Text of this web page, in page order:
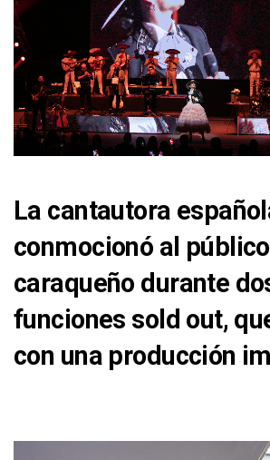
La cantautora
conmocionó al público
caraqueño durante
funciones sold out,
con una producción